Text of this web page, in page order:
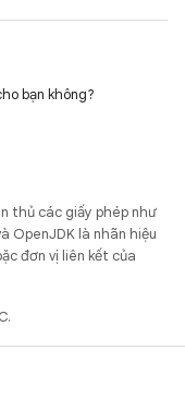
bạn không?
thủ các giấy phép như
OpenJDK là nhãn hiệu
đơn vị liên kết của